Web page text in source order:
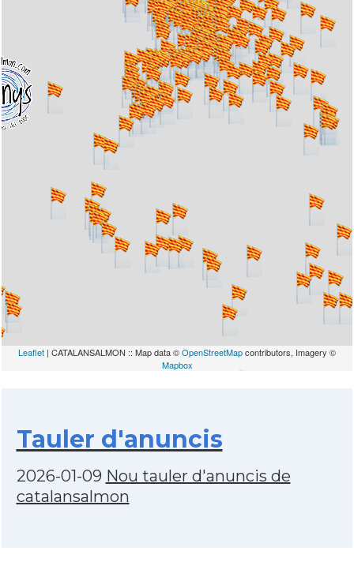
Leaflet | CATALANSALMON :: Map data ©OpenStreetMapcontributors, Imagery ©
Mapbox
Tauler d'anuncis
2026-01-09 Nou tauler d'anuncis de
catalansalmon